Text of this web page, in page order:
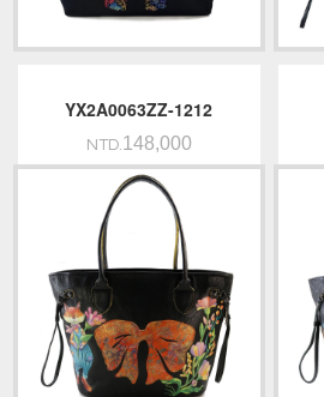
YX2A0063ZZ-1212
NTD.148,000